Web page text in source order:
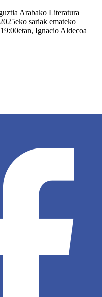
Arabako Literatura
sariak emateko
Ignacio Aldecoa